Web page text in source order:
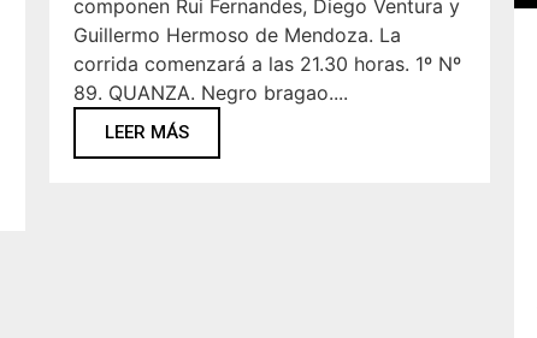
componen Rui Fernandes, Diego Ventura y
Guillermo Hermoso de Mendoza. La
corrida comenzará a las 21.30 horas. 1º Nº
89. QUANZA. Negro bragao....
LEER MÁS